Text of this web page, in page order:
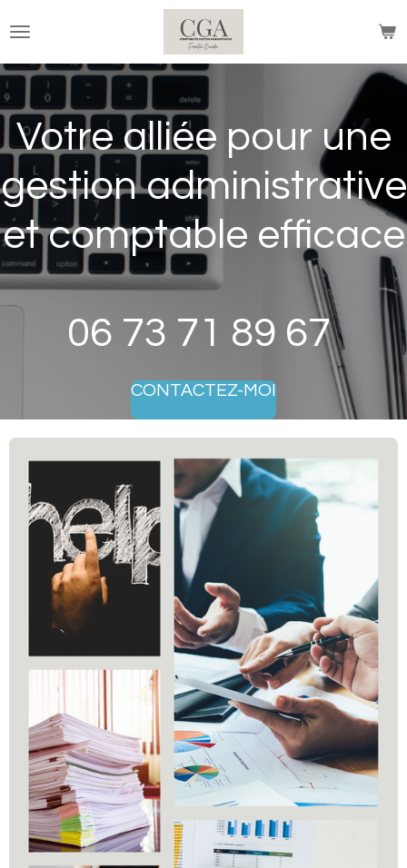
au
contenu
principal
Votre alliée pour une
gestion administrative
et comptable efficace
06 73 71 89 67
CONTACTEZ-MOI